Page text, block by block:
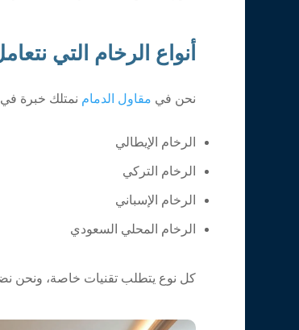
أنواع الرخام التي
نحن في مقاول الدمام نمتلك خبرة في
الرخام الإيطالي
الرخام التركي
الرخام الإسباني
الرخام المحلي السعودي
كل نوع يتطلب تقنيات خاصة، ونحن